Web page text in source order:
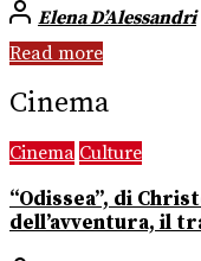
Elena D’Alessandri
Read more
Cinema
Cinema Culture
“Odissea”, di
dell’avventura, il